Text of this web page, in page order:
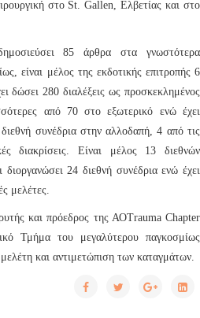
στο St. Gallen, Ελβετίας και στο
85 άρθρα στα γνωστότερα
είναι μέλος της εκδοτικής επιτροπής 6
δώσει 280 διαλέξεις ως προσκεκλημένος
από 70 στο εξωτερικό ενώ έχει
συνέδρια στην αλλοδαπή, 4 από τις
διακρίσεις. Είναι μέλος 13 διεθνών
διοργανώσει 24 διεθνή συνέδρια ενώ έχει
μελέτες.
και πρόεδρος της ΑΟΤrauma Chapter
Τμήμα του μεγαλύτερου παγκοσμίως
και αντιμετώπιση των καταγμάτων.